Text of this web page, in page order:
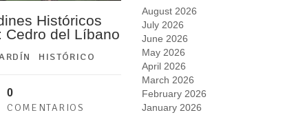
Históricos
Cedro del Líbano
HISTÓRICO
0
COMENTARIOS
August 2026
July 2026
June 2026
May 2026
April 2026
March 2026
February 2026
January 2026